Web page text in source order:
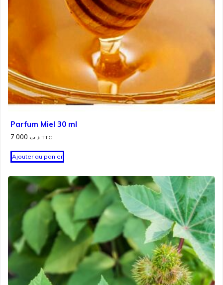
Parfum Miel 30 ml
د.ت TTC
Ajouter au panier